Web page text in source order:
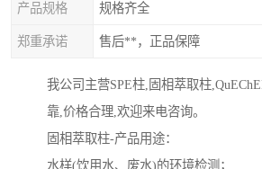
产品规格 规格齐全
郑重承诺 售后**，正品保障
我公司主营SPE柱,固相萃取柱
靠,价格合理,欢迎来电咨询。
固相萃取柱-产品用途：
水样(饮用水、废水)的环境检测；